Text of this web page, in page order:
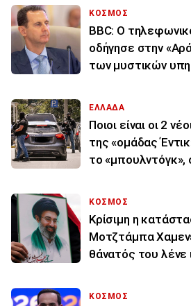
ΚΟΣΜΟΣ
BBC: Ο
οδήγησε στην
των μυστικών
ΕΛΛΑΔΑ
Ποιοι είναι οι 2
της «ομάδας
το «μπουλντόγκ»,
ΚΟΣΜΟΣ
Κρίσιμη η
Μοτζτάμπα
θάνατός του λένε
ΚΟΣΜΟΣ